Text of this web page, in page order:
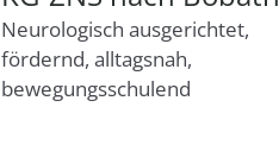
Neurologisch ausgerichtet,
fördernd, alltagsnah,
bewegungsschulend